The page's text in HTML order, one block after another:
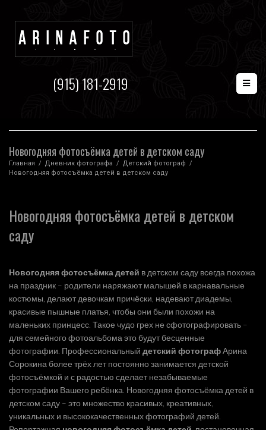
(915) 181-2919
Новогодняя фотосъёмка детей в детском саду
Главная / Дневник фотографа / Детский фотограф /
Новогодняя фотосъёмка детей в детском саду
Новогодняя фотосъёмка детей в детском
саду
Новогодняя фотосъёмка детей в детском саду всегда похожа
на праздник – родители наряжают малышей в карнавальные
костюмы, делают девочкам причёски, надевают диадемы,
красивые пышные платья, чтобы они были похожи на
маленьких принцесс. Такое чудо грех не сфотографировать –
для семейного фотоальбома это будут бесценные
фотографии. Профессиональный детский фотографАрина
Сорокина более трёх лет постоянно занимается детской
фотосъёмкой и с радостью сделает незабываемые
фотографии Вашего ребёнка. Новогодняя фотосъёмка детей в
детском саду – это множество красивых, креативных,
уникальных и высококачественных фотографий детей.